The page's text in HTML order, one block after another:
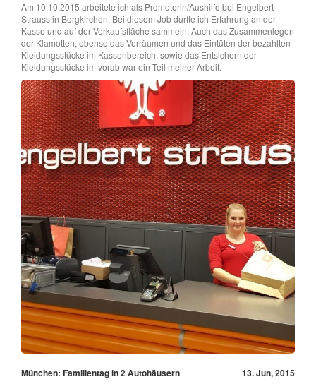
Am 10.10.2015 arbeitete ich als Promoterin/Aushilfe bei Engelbert
Strauss in Bergkirchen. Bei diesem Job durfte ich Erfahrung an der
Kasse und auf der Verkaufsfläche sammeln. Auch das Zusammenlegen
der Klamotten, ebenso das Verräumen und das Eintüten der bezahlten
Kleidungsstücke im Kassenbereich, sowie das Entsichern der
Kleidungsstücke im vorab war ein Teil meiner Arbeit.
München: Familientag in 2 Autohäusern 13. Jun, 2015